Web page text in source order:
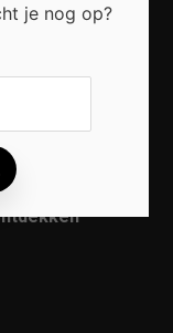
interessanter
manier zijn
je nog op?